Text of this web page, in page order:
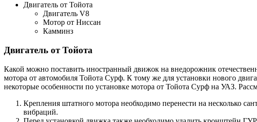
Двигатель от Тойота
Двигатель V8
Мотор от Ниссан
Камминз
Двигатель от Тойота
Какой можно поставить иностранный движок на внедорожник
мотора от автомобиля Тойота Сурф. К тому же для установки нового
некоторые особенности по установке мотора от Тойота Сурф на УАЗ.
Крепления штатного мотора необходимо перенести на несколько
вибраций.